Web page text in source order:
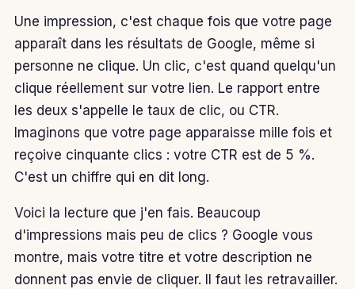
Une impression, c'est chaque fois que votre page
apparaît dans les résultats de Google, même si
personne ne clique. Un clic, c'est quand quelqu'un
clique réellement sur votre lien. Le rapport entre
les deux s'appelle le taux de clic, ou CTR.
Imaginons que votre page apparaisse mille fois et
reçoive cinquante clics : votre CTR est de 5 %.
C'est un chiffre qui en dit long.
Voici la lecture que j'en fais. Beaucoup
d'impressions mais peu de clics ? Google vous
montre, mais votre titre et votre description ne
donnent pas envie de cliquer. Il faut les retravailler.